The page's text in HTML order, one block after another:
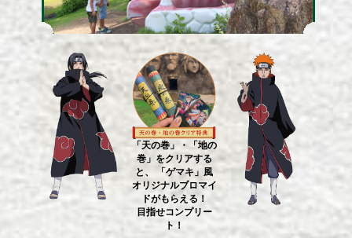
「天の巻」・「地の
巻」をクリアする
と、
「ゲマキ」風
オリジナルブロマイ
ドがもらえる！
目指せコンプリー
ト！